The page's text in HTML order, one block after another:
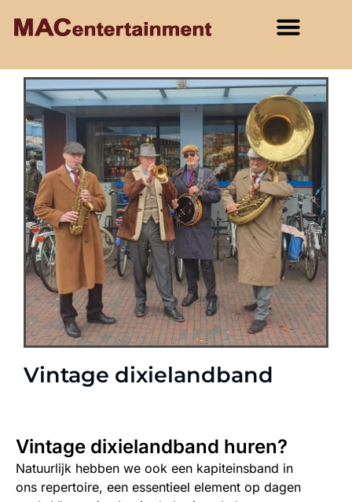
Vintage dixielandband
Vintage dixielandband huren?
Natuurlijk hebben we ook een kapiteinsband in
ons repertoire, een essentieel element op dagen